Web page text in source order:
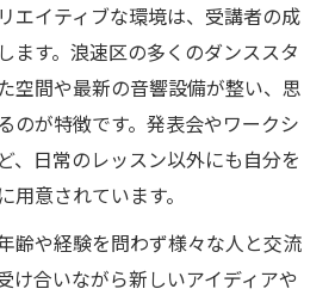
きるダンススクールの特徴
続けやすいダンススクール活用
援するダンススクールの魅力
ルで自分磨きを楽しむ方法
エイティブな環境は、受講者の成
ます。浪速区の多くのダンススタ
空間や最新の音響設備が整い、思
のが特徴です。発表会やワークシ
、日常のレッスン以外にも自分を
意されています。
齢や経験を問わず様々な人と交流
け合いながら新しいアイディアや